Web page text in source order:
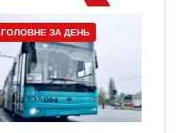
ГОЛОВНЕ ЗА ДЕНЬ